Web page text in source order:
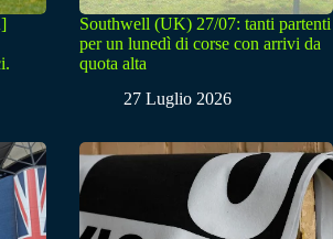
Southwell (UK) 27/07: tanti partenti
per un lunedì di corse con arrivi da
quota alta
27 Luglio 2026